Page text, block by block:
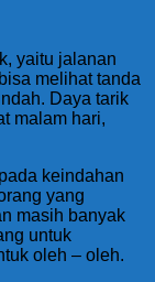
yaitu jalanan
melihat tanda
Daya tarik
malam hari,
keindahan
yang
masih banyak
untuk
oleh – oleh.